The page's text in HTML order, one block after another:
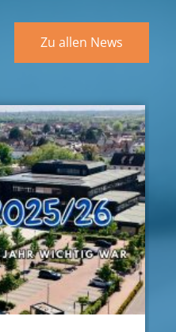
Zu allen News